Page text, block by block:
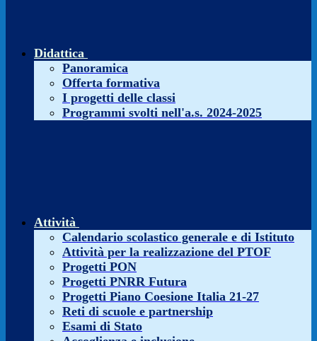
Didattica
Panoramica
Offerta formativa
I progetti delle classi
Programmi svolti nell'a.s. 2024-2025
Attività
Calendario scolastico generale e di Istituto
Attività per la realizzazione del PTOF
Progetti PON
Progetti PNRR Futura
Progetti Piano Coesione Italia 21-27
Reti di scuole e partnership
Esami di Stato